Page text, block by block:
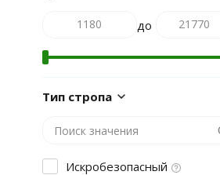
до
Тип стропа
Искробезопасный